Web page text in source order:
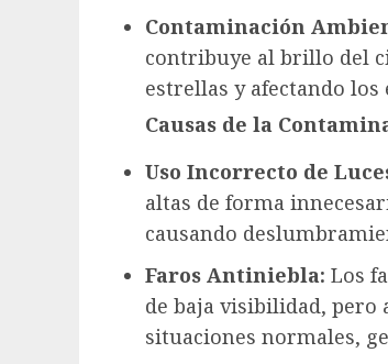
Contaminación
contribuye al brillo del
estrellas y afectando
Causas de la
Uso Incorrecto de
altas de forma
causando
Faros Antiniebla: Los
de baja visibilidad, pero
situaciones normales,